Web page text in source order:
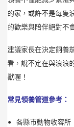
的家，或許不是每隻
的歡樂與陪伴絕對不
建議家長在決定飼養
看，說不定在與浪浪
獸喔！
常見領養管道參考：
各縣市動物收容所